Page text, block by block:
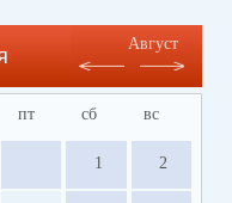
Август
пт сб вс
1 2